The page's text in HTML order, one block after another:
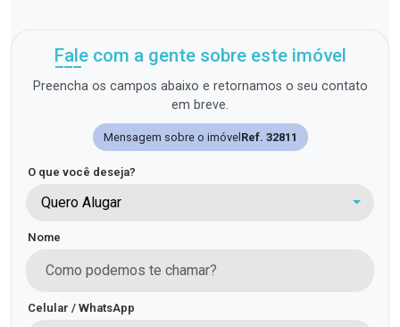
Fale com a gente sobre este imóvel
Preencha os campos abaixo e retornamos o seu contato
em breve.
Mensagem sobre o imóvelRef. 32811
O que você deseja?
Quero Alugar
Nome
Celular / WhatsApp